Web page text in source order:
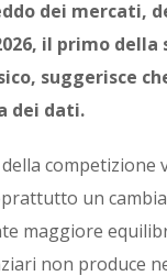
dei mercati,
il primo
suggerisce
dei dati.
un
maggiore
non produce